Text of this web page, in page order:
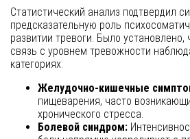
Статистический анализ подтвердил
предсказательную роль
развитии тревоги. Было установлено,
связь с уровнем тревожности
категориях:
Желудочно-кишечные
пищеварения, часто
хронического стресса.
Болевой синдром: